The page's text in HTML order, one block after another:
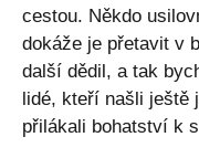
cestou. Někdo
dokáže je přetavit v
další dědil, a tak
lidé, kteří našli ještě
přilákali bohatství k